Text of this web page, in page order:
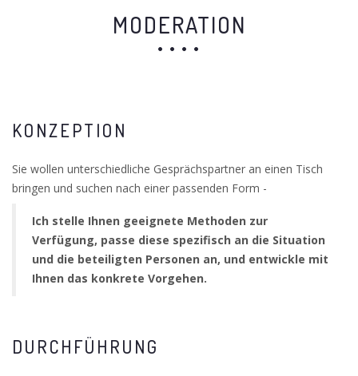
MODERATION
KONZEPTION
Sie wollen unterschiedliche Gesprächspartner an einen Tisch
bringen und suchen nach einer passenden Form -
Ich stelle Ihnen geeignete Methoden zur
Verfügung, passe diese spezifisch an die Situation
und die beteiligten Personen an, und entwickle mit
Ihnen das konkrete Vorgehen.
DURCHFÜHRUNG